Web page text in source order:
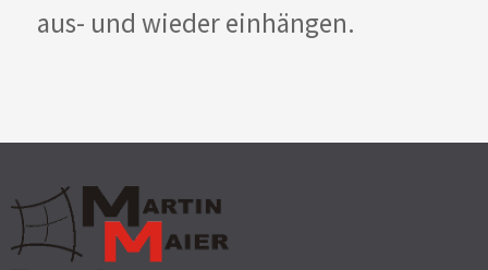
aus- und wieder einhängen.